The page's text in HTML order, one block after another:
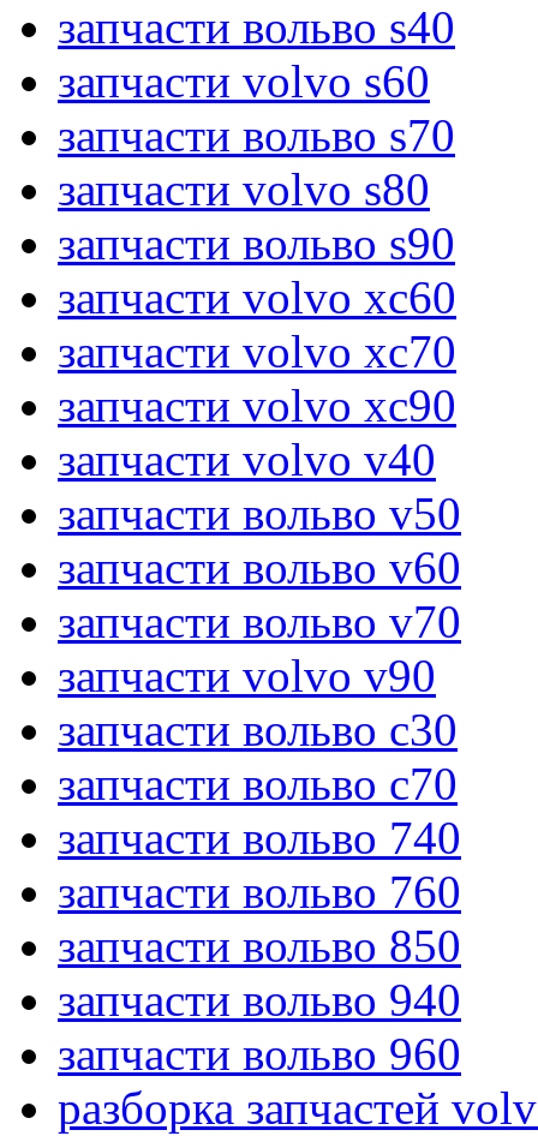
запчасти вольво s40
запчасти volvo s60
запчасти вольво s70
запчасти volvo s80
запчасти вольво s90
запчасти volvo xc60
запчасти volvo xc70
запчасти volvo xc90
запчасти volvo v40
запчасти вольво v50
запчасти вольво v60
запчасти вольво v70
запчасти volvo v90
запчасти вольво c30
запчасти вольво c70
запчасти вольво 740
запчасти вольво 760
запчасти вольво 850
запчасти вольво 940
запчасти вольво 960
разборка запчастей